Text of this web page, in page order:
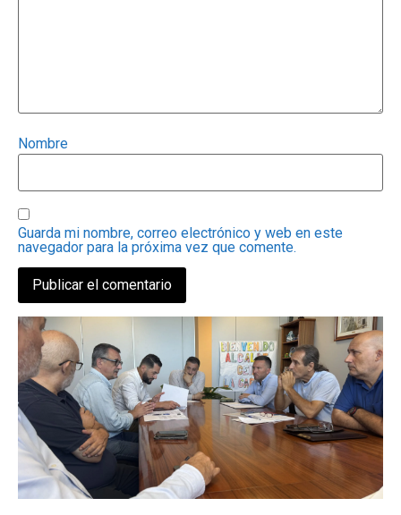
Nombre
Guarda mi nombre, correo electrónico y web en este
navegador para la próxima vez que comente.